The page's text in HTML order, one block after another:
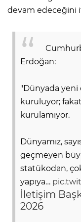
devam edeceğini
Erdoğan:
"Dünyada
kuruluyor;
kurulamıyor.
Dünyamız,
geçmeyen
statükodan,
yapıya…
İletişim
2026